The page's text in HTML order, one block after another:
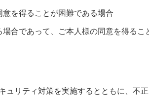
を得ることが困難である場合
合であって、ご本人様の同意を得る
リティ対策を実施するとともに、不